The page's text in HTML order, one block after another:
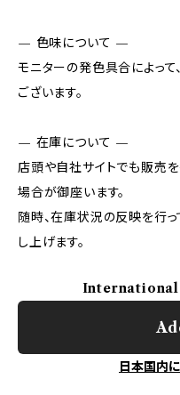
— 色味について —
モニターの発色具合によっ
ございます。
— 在庫について —
店頭や自社サイトでも販売
場合が御座います。
随時、在庫状況の反映を行っ
し上げます。
International
日本国内